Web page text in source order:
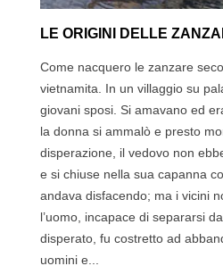
LE ORIGINI DELLE
Come nacquero le zanzare
vietnamita. In un villaggio su
giovani sposi. Si amavano ed
la donna si ammalò e presto
disperazione, il vedovo non
e si chiuse nella sua capanna
andava disfacendo; ma i vicini
l’uomo, incapace di separarsi
disperato, fu costretto ad
uomini e...